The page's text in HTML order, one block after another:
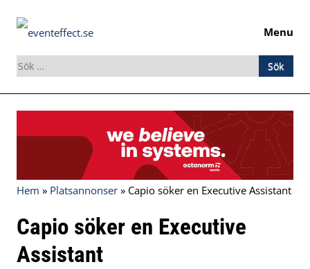
Menu
Sök
efter:
Hem » Platsannonser » Capio söker en Executive Assistant
Capio söker en Executive
Assistant